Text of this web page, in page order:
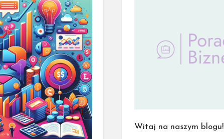
Witaj na naszym blogu!